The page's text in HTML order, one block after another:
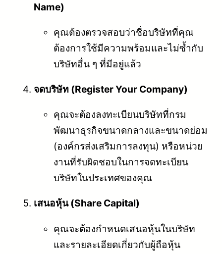
Name)
คุณต้องตรวจสอบว่าชื่อบริษัทที่คุณ
ต้องการใช้มีความพร้อมและไม่ซ้ำกับ
บริษัทอื่น ๆ ที่มีอยู่แล้ว
จดบริษัท (Register Your Company)
คุณจะต้องลงทะเบียนบริษัทที่กรม
พัฒนาธุรกิจขนาดกลางและขนาดย่อม
(องค์กรส่งเสริมการลงทุน) หรือหน่วย
งานที่รับผิดชอบในการจดทะเบียน
บริษัทในประเทศของคุณ
เสนอหุ้น (Share Capital)
คุณจะต้องกำหนดเสนอหุ้นในบริษัท
และรายละเอียดเกี่ยวกับผู้ถือหุ้น